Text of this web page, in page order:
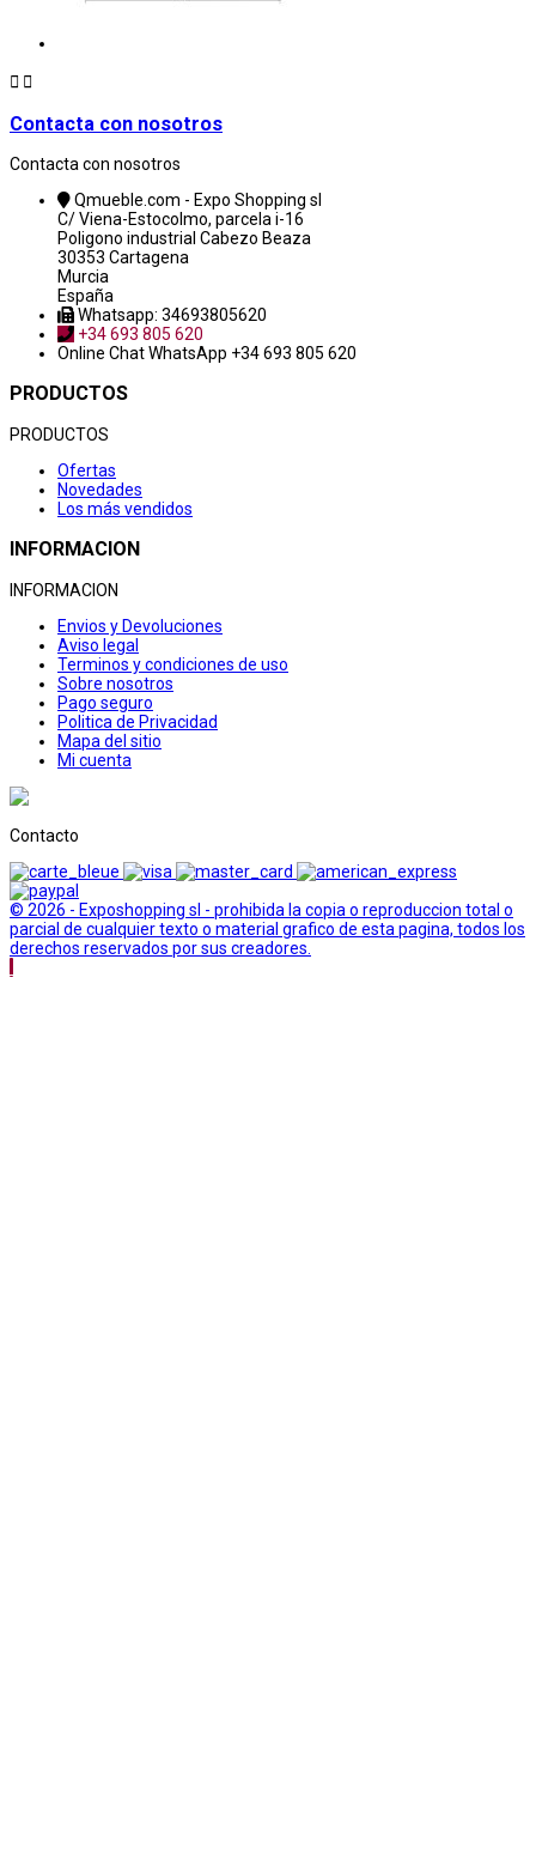
 
Contacta con nosotros
Contacta con nosotros
Qmueble.com - Expo Shopping sl
C/ Viena-Estocolmo, parcela i-16
Poligono industrial Cabezo Beaza
30353 Cartagena
Murcia
España
Whatsapp: 34693805620
+34 693 805 620
Online ChatWhatsApp +34 693 805 620
PRODUCTOS
PRODUCTOS
Ofertas
Novedades
Los más vendidos
INFORMACION
INFORMACION
Envios y Devoluciones
Aviso legal
Terminos y condiciones de uso
Sobre nosotros
Pago seguro
Politica de Privacidad
Mapa del sitio
Mi cuenta
Contacto
© 2026 - Exposhopping sl - prohibida la copia o reproduccion total o
parcial de cualquier texto o material grafico de esta pagina, todos los
derechos reservados por sus creadores.